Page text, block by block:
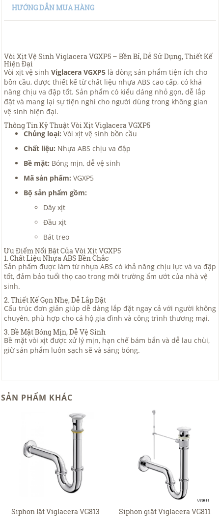
HƯỚNG DẪN MUA HÀNG
Vòi Xịt Vệ Sinh Viglacera VGXP5 – Bền Bỉ, Dễ Sử Dụng, Thiết Kế
Hiện Đại
Vòi xịt vệ sinh Viglacera VGXP5 là dòng sản phẩm tiện ích cho
bồn cầu, được thiết kế từ chất liệu nhựa ABS cao cấp, có khả
năng chịu va đập tốt. Sản phẩm có kiểu dáng nhỏ gọn, dễ lắp
đặt và mang lại sự tiện nghi cho người dùng trong không gian
vệ sinh hiện đại.
Thông Tin Kỹ Thuật Vòi Xịt Viglacera VGXP5
Chủng loại: Vòi xịt vệ sinh bồn cầu
Chất liệu: Nhựa ABS chịu va đập
Bề mặt: Bóng mịn, dễ vệ sinh
Mã sản phẩm: VGXP5
Bộ sản phẩm gồm:
Dây xịt
Đầu xịt
Bát treo
Ưu Điểm Nổi Bật Của Vòi Xịt VGXP5
1. Chất Liệu Nhựa ABS Bền Chắc
Sản phẩm được làm từ nhựa ABS có khả năng chịu lực và va đập
tốt, đảm bảo tuổi thọ cao trong môi trường ẩm ướt của nhà vệ
sinh.
2. Thiết Kế Gọn Nhẹ, Dễ Lắp Đặt
Cấu trúc đơn giản giúp dễ dàng lắp đặt ngay cả với người không
chuyên, phù hợp cho cả hộ gia đình và công trình thương mại.
3. Bề Mặt Bóng Mịn, Dễ Vệ Sinh
Bề mặt vòi xịt được xử lý mịn, hạn chế bám bẩn và dễ lau chùi,
giữ sản phẩm luôn sạch sẽ và sáng bóng.
SẢN PHẨM KHÁC
Siphon lật Viglacera VG813 Siphon giật Viglacera VG811